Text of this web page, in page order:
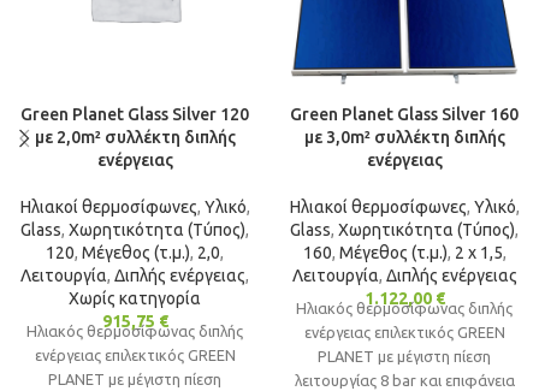
Green Planet Glass Silver 120
με 2,0m² συλλέκτη διπλής
ενέργειας
Ηλιακοί θερμοσίφωνες, Υλικό,
Glass, Χωρητικότητα (Τύπος),
120, Μέγεθος (τ.μ.), 2,0,
Λειτουργία, Διπλής ενέργειας,
Χωρίς κατηγορία
915,75 €
Ηλιακός θερμοσίφωνας διπλής
ενέργειας επιλεκτικός GREEN
PLANET με μέγιστη πίεση
Green Planet Glass Silver 160
με 3,0m² συλλέκτη διπλής
ενέργειας
Ηλιακοί θερμοσίφωνες, Υλικό,
Glass, Χωρητικότητα (Τύπος),
160, Μέγεθος (τ.μ.), 2 x 1,5,
Λειτουργία, Διπλής ενέργειας
1.122,00 €
Ηλιακός θερμοσίφωνας διπλής
ενέργειας επιλεκτικός GREEN
PLANET με μέγιστη πίεση
λειτουργίας 8 bar και επιφάνεια